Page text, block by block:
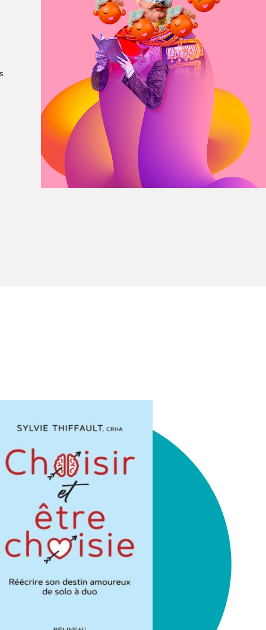
À propos du Salon
Liste des exposant·e·s
Liste des auteur·rice·s